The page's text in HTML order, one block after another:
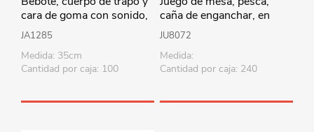
cara de goma con sonido,
35cm varios colores en
bolsa
JA1285
Medida: 35cm
Cantidad por caja: 100
caña de enganchar, en
blister
JU8072
Medida:
Cantidad por caja: 240